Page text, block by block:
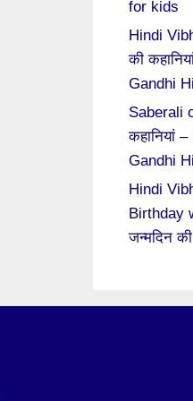
for kids
Hindi
की
Gandhi
Saberali
कहानियां
Gandhi
Hindi
Birthday
जन्मदिन